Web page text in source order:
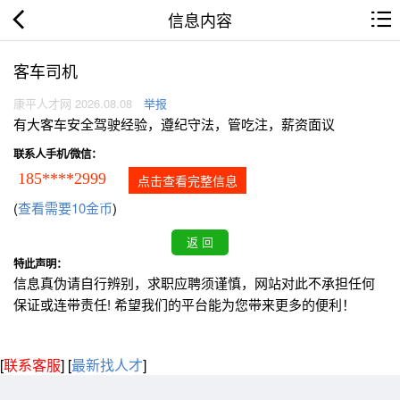
信息内容
客车司机
康平人才网 2026.08.08 举报
有大客车安全驾驶经验，遵纪守法，管吃注，薪资面议
联系人手机/微信：
185****2999 点击查看完整信息
(查看需要10金币)
特此声明：
信息真伪请自行辨别，求职应聘须谨慎，网站对此不承担任何
保证或连带责任! 希望我们的平台能为您带来更多的便利！
[联系客服] [最新找人才]